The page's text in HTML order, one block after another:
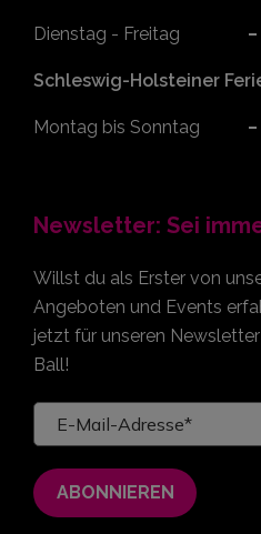
Dienstag - Freitag
Schleswig-Holsteiner
Montag bis Sonntag
Newsletter: Sei
Willst du als Erster von
Angeboten und Events
jetzt für unseren
Ball!